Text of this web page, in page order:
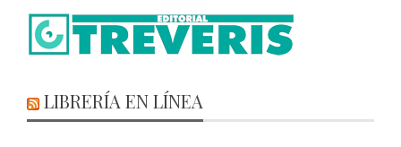
LIBRERÍA EN LÍNEA